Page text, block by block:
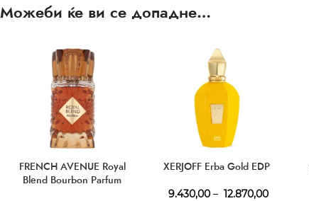
Можеби ќе ви се допадне…
FRENCH AVENUE Royal
Blend Bourbon Parfum
XERJOFF Erba Gold EDP
9.430,00 – 12.870,00